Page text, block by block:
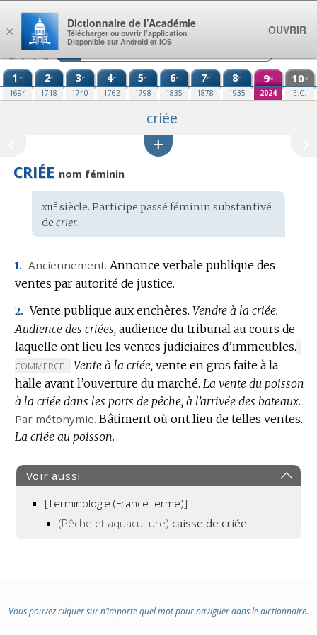
Aller au contenu
1re
1694
2e
1718
3e
1740
4e
1762
5e
1798
6e
1835
7e
1878
8e
1935
9e
2024
10e
E.C.
criée
CRIÉE nom féminin
Étymologie
:
xiiesiècle. Participe passé féminin substantivé
de crier.
1. Anciennement. Annonce verbale publique des
ventes par autorité de justice.
2. Vente publique aux enchères. Vendre à la criée.
Audience des criées, audience du tribunal au cours de
laquelle ont lieu les ventes judiciaires d’immeubles.
COMMERCE. Vente à la criée, vente en gros faite à la
halle avant l’ouverture du marché. La vente du poisson
à la criée dans les ports de pêche, à l’arrivée des bateaux.
Par métonymie. Bâtiment où ont lieu de telles ventes.
La criée au poisson.
Voir aussi
[Terminologie (FranceTerme)] :
(Pêche et aquaculture)caisse de criée
Vous pouvez cliquer sur n’importe quel mot pour naviguer dans le dictionnaire.
×
Dictionnaire de l’Académie
Télécharger ou ouvrir l’application
Disponible sur Android et iOS
OUVRIR